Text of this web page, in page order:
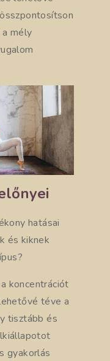
mély
hatásai
és kiknek
koncentrációt
téve a
tisztább és
gyakorlás